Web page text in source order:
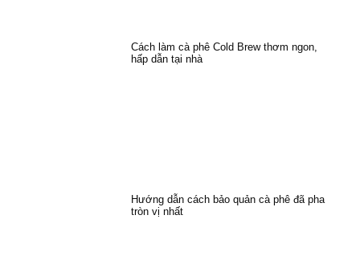
Cách làm cà phê Cold Brew thơm ngon,
hấp dẫn tại nhà
Hướng dẫn cách bảo quản cà phê đã pha
tròn vị nhất